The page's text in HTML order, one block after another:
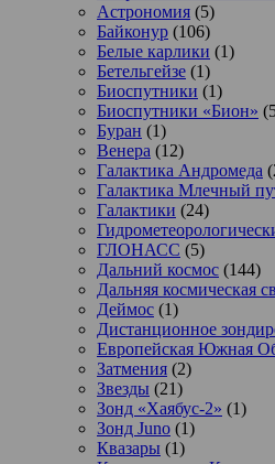
Астрономия (5)
Байконур (106)
Белые карлики (1)
Бетельгейзе (1)
Биоспутники (1)
Биоспутники «Бион»
Буран (1)
Венера (12)
Галактика Андромеда
Галактика Млечный
Галактики (24)
ГЛОНАСС (5)
Дальний космос (144)
Дальняя космическая
Деймос (1)
Дистанционное
Европейская Южная
Затмения (2)
Звезды (21)
Зонд «Хаябус-2» (1)
Зонд Juno (1)
Квазары (1)